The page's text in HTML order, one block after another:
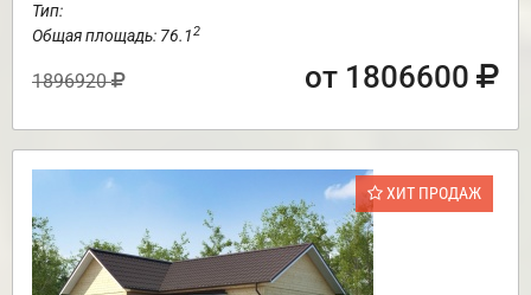
Тип:
Общая площадь: 76.12
1896920 от 1806600
ХИТ ПРОДАЖ